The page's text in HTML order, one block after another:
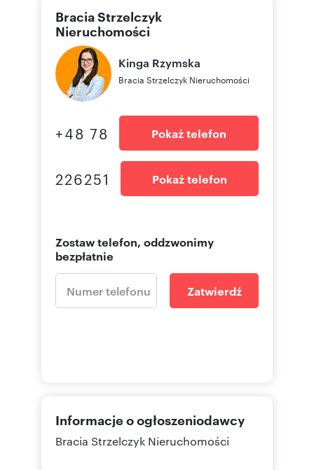
Bracia Strzelczyk
Nieruchomości
Kinga Rzymska
Bracia Strzelczyk Nieruchomości
+48 78 Pokaż telefon
226251 Pokaż telefon
Zostaw telefon, oddzwonimy
bezpłatnie
Zatwierdź
Informacje o ogłoszeniodawcy
Bracia Strzelczyk Nieruchomości